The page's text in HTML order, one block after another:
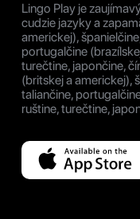
Lingo Play je
cudzie jazyky a
americkej),
portugalčine
turečtine, japončine,
(britskej a americkej),
taliančine,
ruštine, turečtine,